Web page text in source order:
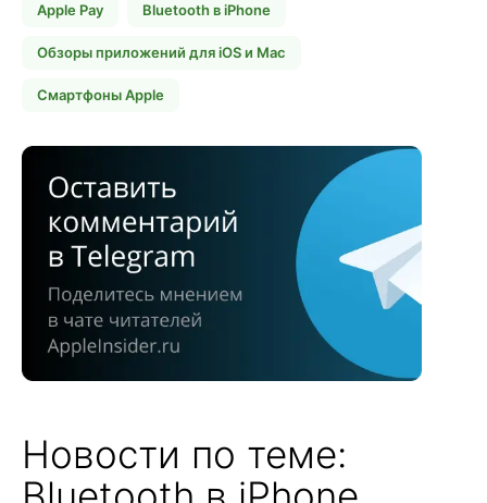
Apple Pay Bluetooth в iPhone
Обзоры приложений для iOS и Mac
Смартфоны Apple
Новости по теме: